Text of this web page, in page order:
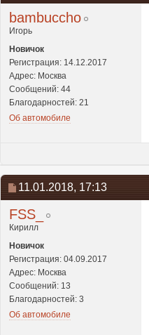
bambuccho
Игорь
Новичок
Регистрация: 14.12.2017
Адрес: Москва
Сообщений: 44
Благодарностей: 21
Об автомобиле
11.01.2018, 17:13
FSS_
Кирилл
Новичок
Регистрация: 04.09.2017
Адрес: Москва
Сообщений: 13
Благодарностей: 3
Об автомобиле